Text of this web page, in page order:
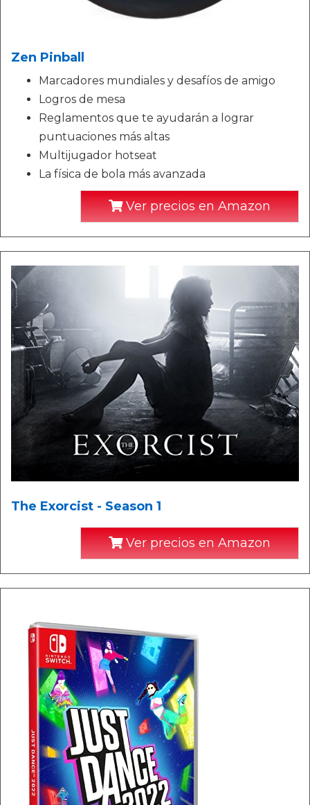
Zen Pinball
Marcadores mundiales y desafíos de amigo
Logros de mesa
Reglamentos que te ayudarán a lograr
puntuaciones más altas
Multijugador hotseat
La física de bola más avanzada
Ver precios en Amazon
The Exorcist - Season 1
Ver precios en Amazon